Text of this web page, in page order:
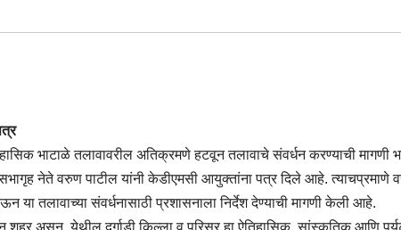
भाटाळे तलावावरील अतिक्रमणे हटवून तलावाचे संवर्धन करण्याची मागणी
नेते वरुण पाटील यांनी केडीएमसी आयुक्तांना पत्र दिले आहे. त्याचप्रमाणे
या तलावाच्या संवर्धनासाठी प्रशासनाला निर्देश देण्याची मागणी केली आहे.